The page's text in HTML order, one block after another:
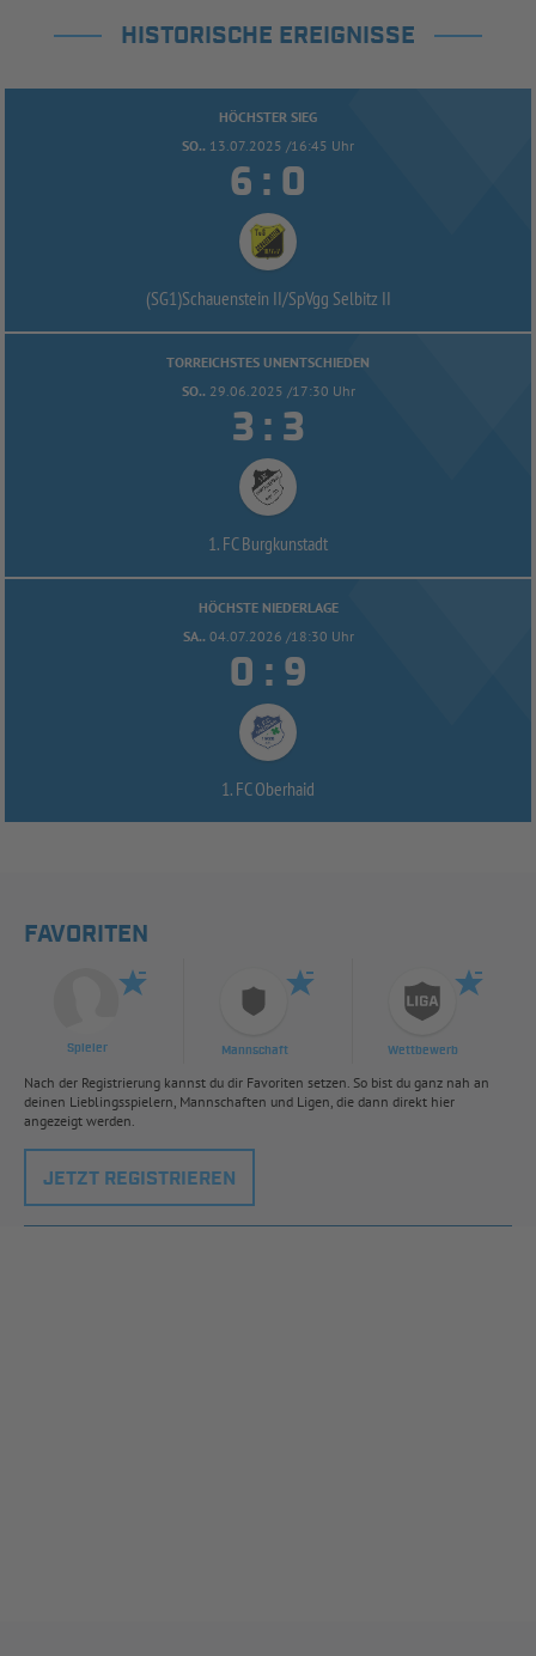
HISTORISCHE EREIGNISSE
HÖCHSTER SIEG
SO.. 13.07.2025 /16:45 Uhr
 : 
(SG1)Schauenstein II/SpVgg Selbitz II
TORREICHSTES UNENTSCHIEDEN
SO.. 29.06.2025 /17:30 Uhr
 : 
1. FC Burgkunstadt
HÖCHSTE NIEDERLAGE
SA.. 04.07.2026 /18:30 Uhr
 : 
1. FC Oberhaid
FAVORITEN
Spieler Mannschaft Wettbewerb
Nach der Registrierung kannst du dir Favoriten setzen. So bist du ganz nah an
deinen Lieblingsspielern, Mannschaften und Ligen, die dann direkt hier
angezeigt werden.
JETZT REGISTRIEREN